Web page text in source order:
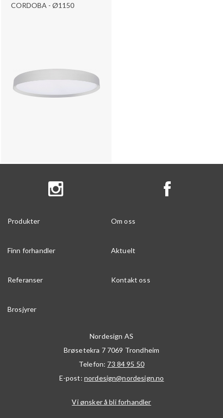
CORDOBA - Ø1150
Produkter Om oss
Finn forhandler Aktuelt
Referanser Kontakt oss
Brosjyrer
Nordesign AS
Brøsetekra 7 7069 Trondheim
Telefon: 73 84 95 50
E-post: nordesign@nordesign.no
Vi ønsker å bli forhandler